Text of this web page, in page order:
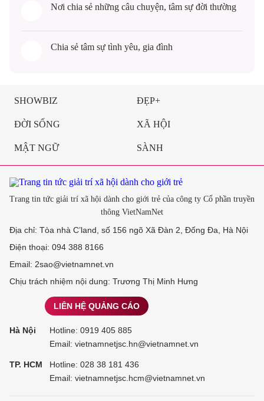
Nơi chia sẻ những câu chuyện, tâm sự đời thường
Chia sẻ tâm sự tình yêu, gia đình
SHOWBIZ ĐẸP+
ĐỜI SỐNG XÃ HỘI
MẬT NGỮ SÀNH
Trang tin tức giải trí xã hội dành cho giới trẻ của công ty Cổ phần truyền
thông VietNamNet
Địa chỉ: Tòa nhà C’land, số 156 ngõ Xã Đàn 2, Đống Đa, Hà Nội
Điện thoại: 094 388 8166
Email: 2sao@vietnamnet.vn
Chịu trách nhiệm nội dung: Trương Thị Minh Hưng
LIÊN HỆ QUẢNG CÁO
Hà Nội Hotline: 0919 405 885
Email: vietnamnetjsc.hn@vietnamnet.vn
TP. HCM Hotline: 028 38 181 436
Email: vietnamnetjsc.hcm@vietnamnet.vn